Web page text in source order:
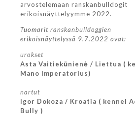
arvostelemaan ranskanbulldogit
erikoisnäyttelyymme 2022.
Tuomarit ranskanbulldoggien
erikoisnäyttelyssä 9.7.2022 ovat:
urokset
Asta Vaitiekūnienė / Liettua (
Mano Imperatorius)
nartut
Igor Dokoza / Kroatia ( kennel
Bully )